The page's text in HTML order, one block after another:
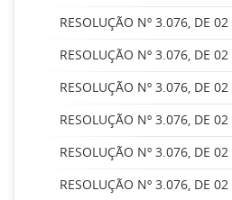
RESOLUÇÃO Nº 3.076, DE
RESOLUÇÃO Nº 3.076, DE
RESOLUÇÃO Nº 3.076, DE
RESOLUÇÃO Nº 3.076, DE
RESOLUÇÃO Nº 3.076, DE
RESOLUÇÃO Nº 3.076, DE